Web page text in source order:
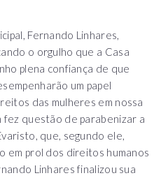
Fernando Linhares,
o orgulho que a Casa
plena confiança de que
um papel
das mulheres em nossa
fez questão de parabenizar a
que, segundo ele,
em prol dos direitos humanos
Linhares finalizou sua